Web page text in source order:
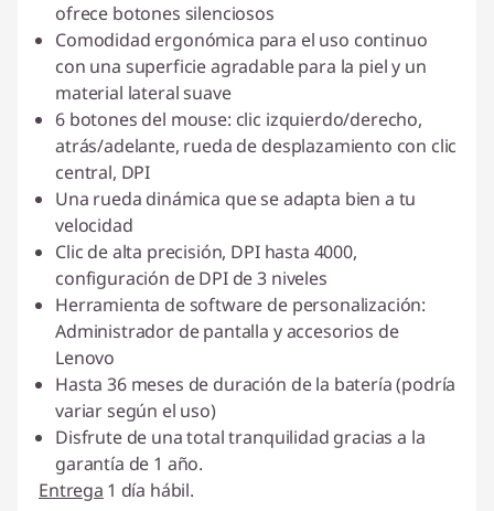
ofrece botones silenciosos
Comodidad ergonómica para el uso continuo
con una superficie agradable para la piel y un
material lateral suave
6 botones del mouse: clic izquierdo/derecho,
atrás/adelante, rueda de desplazamiento con clic
central, DPI
Una rueda dinámica que se adapta bien a tu
velocidad
Clic de alta precisión, DPI hasta 4000,
configuración de DPI de 3 niveles
Herramienta de software de personalización:
Administrador de pantalla y accesorios de
Lenovo
Hasta 36 meses de duración de la batería (podría
variar según el uso)
Disfrute de una total tranquilidad gracias a la
garantía de 1 año.
Entrega 1 día hábil.